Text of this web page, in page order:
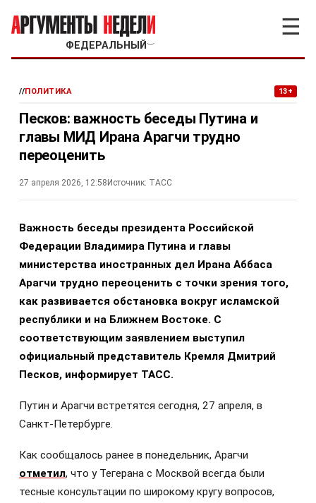
ФЕДЕРАЛЬНЫЙ ﹀
☰
//ПОЛИТИКА 13+
Песков: важность беседы Путина и
главы МИД Ирана Арагчи трудно
переоценить
27 апреля 2026, 12:58 Источник: ТАСС
Важность беседы президента Российской
Федерации Владимира Путина и главы
министерства иностранных дел Ирана Аббаса
Арагчи трудно переоценить с точки зрения того,
как развивается обстановка вокруг исламской
республики и на Ближнем Востоке. С
соответствующим заявлением выступил
официальный представитель Кремля Дмитрий
Песков, информирует ТАСС.
Путин и Арагчи встретятся сегодня, 27 апреля, в
Санкт-Петербурге.
Как сообщалось ранее в понедельник, Арагчи
отметил, что у Тегерана с Москвой всегда были
тесные консультации по широкому кругу вопросов,